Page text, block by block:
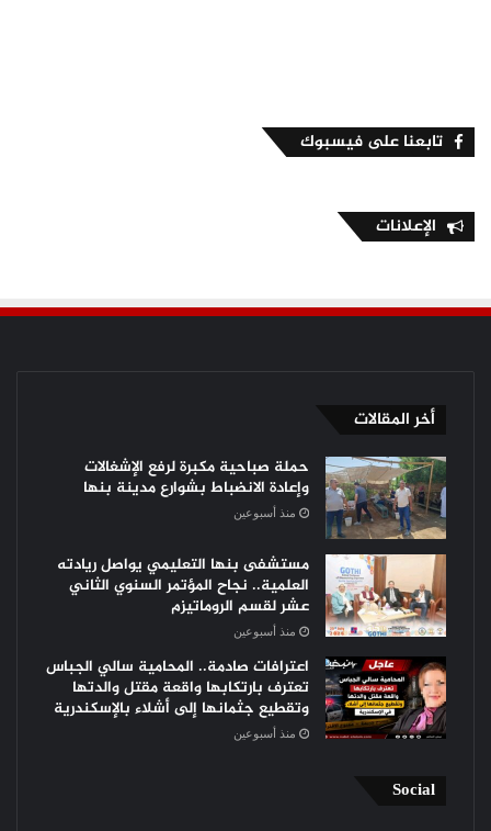
تابعنا على فيسبوك
الإعلانات
أخر المقالات
حملة صباحية مكبرة لرفع الإشغالات
وإعادة الانضباط بشوارع مدينة بنها
منذ أسبوعين
مستشفى بنها التعليمي يواصل ريادته
العلمية.. نجاح المؤتمر السنوي الثاني
عشر لقسم الروماتيزم
منذ أسبوعين
اعترافات صادمة.. المحامية سالي الجباس
تعترف بارتكابها واقعة مقتل والدتها
وتقطيع جثمانها إلى أشلاء بالإسكندرية
منذ أسبوعين
Social